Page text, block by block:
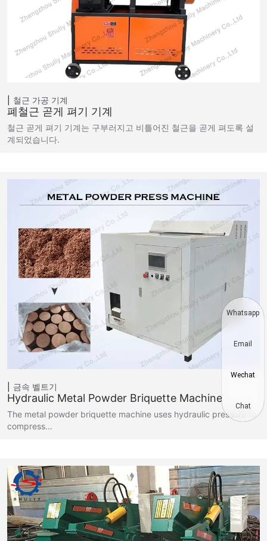
철근 가공 기계
폐철근 곧게 펴기 기계
철근 곧게 펴기 기계는 구부러지고 비틀어진 철근을 곧게 펴도록 설
계되었습니다.
금속 벨트기
Hydraulic Metal Powder Briquette Machine
The metal powder briquette machine uses hydraulic pressure to
compress…
Whatsapp
Email
Wechat
Chat